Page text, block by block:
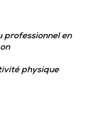
professionnel en
physique